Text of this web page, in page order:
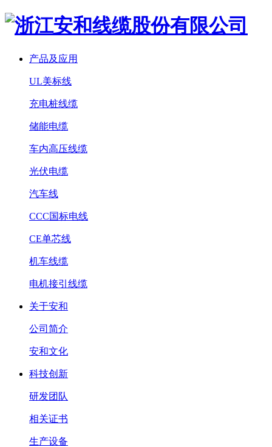
产品及应用
UL美标线
充电桩线缆
储能电缆
车内高压线缆
光伏电缆
汽车线
CCC国标电线
CE单芯线
机车线缆
电机接引线缆
关于安和
公司简介
安和文化
科技创新
研发团队
相关证书
生产设备